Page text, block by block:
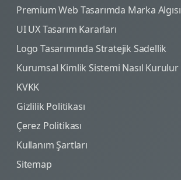
Premium Web Tasarımda Marka Algısı
UI UX Tasarım Kararları
Logo Tasarımında Stratejik Sadellik
Kurumsal Kimlik Sistemi Nasıl Kurulur
KVKK
Gizlilik Politikası
Çerez Politikası
Kullanım Şartları
Sitemap